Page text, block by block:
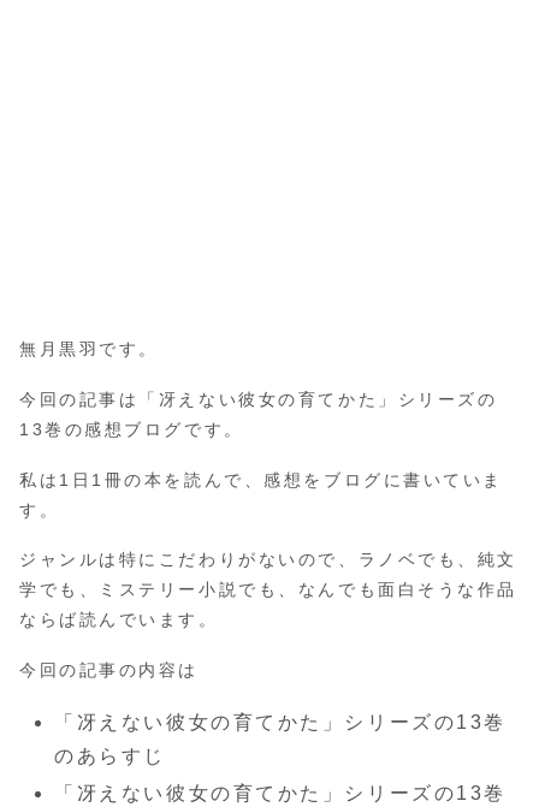
無月黒羽です。
今回の記事は「冴えない彼女の育てかた」シリーズの
13巻の感想ブログです。
私は1日1冊の本を読んで、感想をブログに書いていま
す。
ジャンルは特にこだわりがないので、ラノベでも、純文
学でも、ミステリー小説でも、なんでも面白そうな作品
ならば読んでいます。
今回の記事の内容は
「冴えない彼女の育てかた」シリーズの13巻
のあらすじ
「冴えない彼女の育てかた」シリーズの13巻